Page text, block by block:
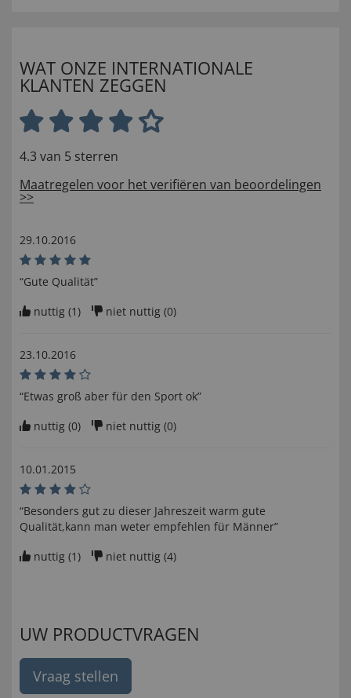
WAT ONZE INTERNATIONALE
KLANTEN ZEGGEN
4.3 van 5 sterren
Maatregelen voor het verifiëren van beoordelingen
>>
29.10.2016
“Gute Qualität”
nuttig (1) niet nuttig (0)
23.10.2016
“Etwas groß aber für den Sport ok”
nuttig (0) niet nuttig (0)
10.01.2015
“Besonders gut zu dieser Jahreszeit warm gute
Qualität,kann man weter empfehlen für Männer”
nuttig (1) niet nuttig (4)
UW PRODUCTVRAGEN
Vraag stellen